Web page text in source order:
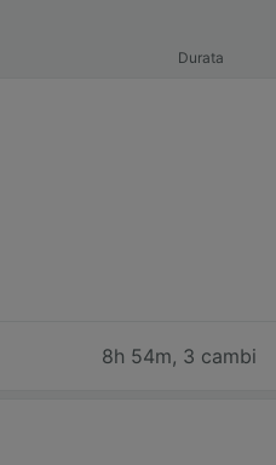
Durata
8h 54m, 3 cambi